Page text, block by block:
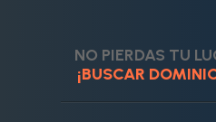
NO PIERDAS TU
¡BUSCAR